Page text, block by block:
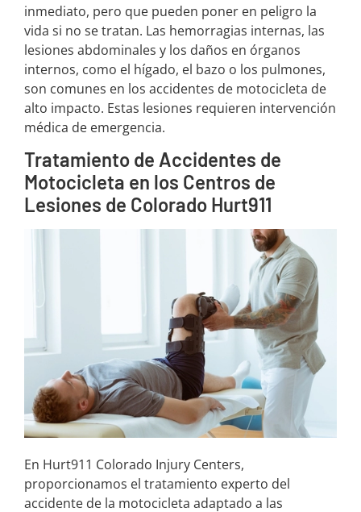
inmediato, pero que pueden poner en peligro la
vida si no se tratan. Las hemorragias internas, las
lesiones abdominales y los daños en órganos
internos, como el hígado, el bazo o los pulmones,
son comunes en los accidentes de motocicleta de
alto impacto. Estas lesiones requieren intervención
médica de emergencia.
Tratamiento de Accidentes de
Motocicleta en los Centros de
Lesiones de Colorado Hurt911
En Hurt911 Colorado Injury Centers,
proporcionamos el tratamiento experto del
accidente de la motocicleta adaptado a las